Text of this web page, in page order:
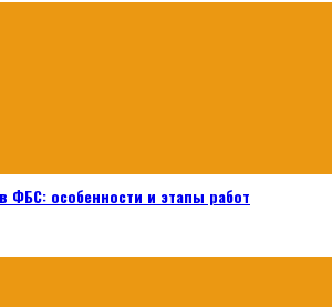
ФБС: особенности и этапы работ